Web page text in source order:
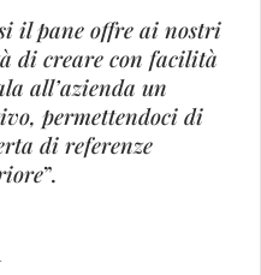
il pane offre ai nostri
di creare con facilità
all’azienda un
permettendoci di
di referenze
”.